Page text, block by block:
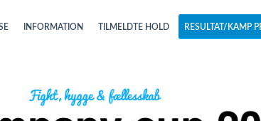
INFORMATION TILMELDTE HOLD RESULTAT/KAMP